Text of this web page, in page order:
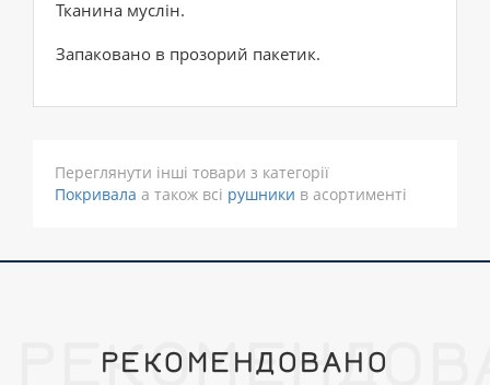
Тканина муслін.
Запаковано в прозорий пакетик.
Переглянути інші товари з категорії
Покривала а також всі рушники в асортименті
РЕКОМЕНДОВАНО